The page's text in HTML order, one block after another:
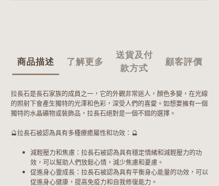
商品描述 了解更多
送貨及付
款方式
顧客評價
拉長石是長石家族的成員之一，它的外觀非常迷人，顏色多變，在光線
的照射下會產生獨特的光澤和色彩，深受人們的喜愛。如想要擁有一個
獨特的水晶礦物或裝飾品，拉長石絕對是一個不錯的選擇。
🔮拉長石被認為具有多種療癒屬性和功效： 🔮
減輕壓力和焦慮：拉長石被認為具有穩定情緒和減輕壓力的功
效，可以幫助人們放鬆心情，減少焦慮和憂慮。
促進身心靈成長：拉長石被認為具有平衡身心能量的功效，可以
促進身心健康，提高免疫力和自我修復能力。